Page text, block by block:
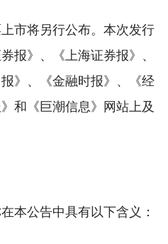
将另行公布。本次发行
报》、《上海证券报》、
》、《金融时报》、《经
和《巨潮信息》网站上及
本公告中具有以下含义：